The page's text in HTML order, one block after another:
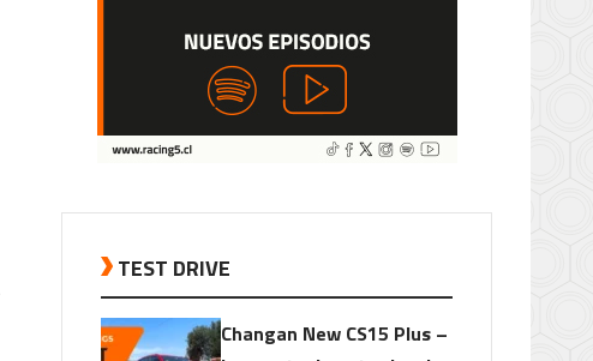
TEST DRIVE
Changan New CS15 Plus –